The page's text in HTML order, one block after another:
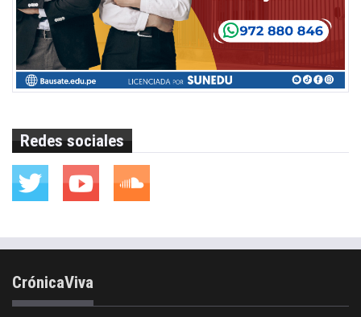
Redes sociales
CrónicaViva